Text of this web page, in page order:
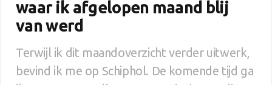
waar ik afgelopen maand blij
van werd
Terwijl ik dit maandoverzicht verder uitwerk,
bevind ik me op Schiphol. De komende tijd ga